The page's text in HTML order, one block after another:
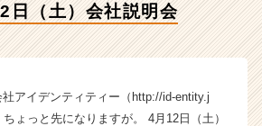
イ
ン
ィ
テ
（土）会社説明会
アイデンティティー（http://id-entity.j
ょっと先になりますが。 4月12日（土）